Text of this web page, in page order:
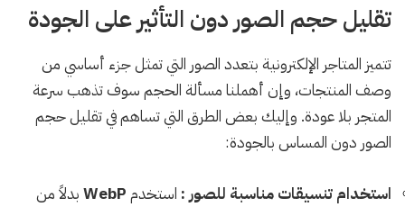
تقليل حجم الصور دون التأثير على الجودة
تتميز المتاجر الإلكترونية بتعدد الصور التي تمثل جزء أساسي من
وصف المنتجات، وإن أهملنا مسألة الحجم سوف تذهب سرعة
المتجر بلا عودة. وإليك بعض الطرق التي تساهم في تقليل حجم
الصور دون المساس بالجودة:
استخدام تنسيقات مناسبة للصور : استخدمWebPبدلاً من